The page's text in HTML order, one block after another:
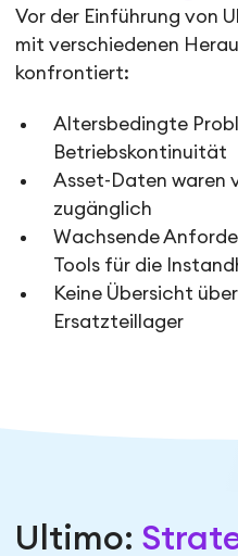
Vor der Einführung von
mit verschiedenen
konfrontiert:
Altersbedingte
Betriebskontinuität
Asset-Daten waren
zugänglich
Wachsende
Tools für die
Keine Übersicht
Ersatzteillager
Ultimo: